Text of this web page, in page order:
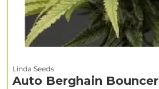
Linda Seeds
Auto Berghain Bouncer